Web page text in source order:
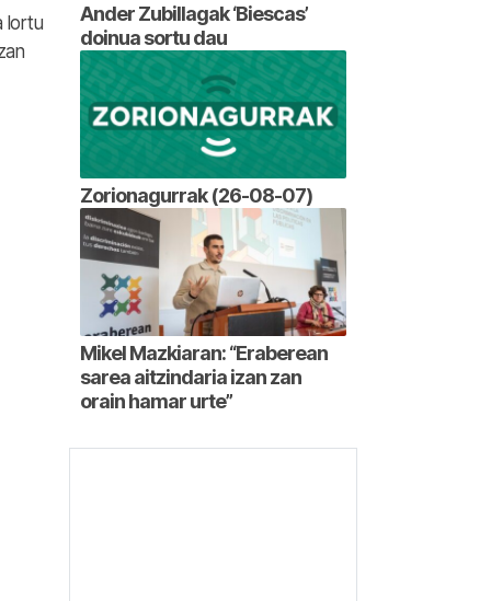
lortu
Ander Zubillagak ‘Biescas’
doinua sortu dau
Zorionagurrak (26-08-07)
Mikel Mazkiaran: “Eraberean
sarea aitzindaria izan zan
orain hamar urte”